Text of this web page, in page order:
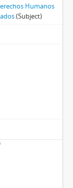
Humanos
(Subject)